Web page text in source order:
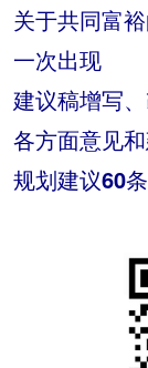
关于共同富
一次出现
建议稿增写
各方面意见
规划建议60